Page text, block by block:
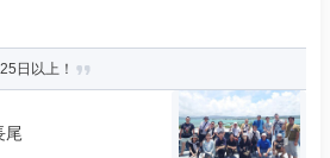
日以上！
尾